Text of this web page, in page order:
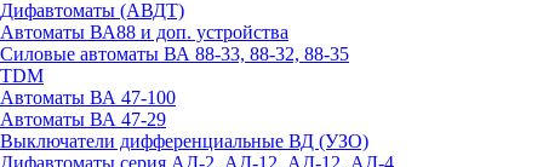
Дифавтоматы (АВДТ)
Автоматы ВА88 и доп. устройства
Силовые автоматы ВА 88-33, 88-32, 88-35
TDM
Автоматы ВА 47-100
Автоматы ВА 47-29
Выключатели дифференциальные ВД (УЗО)
Дифавтоматы серия АД-2, АД-12, АД-12, АД-4